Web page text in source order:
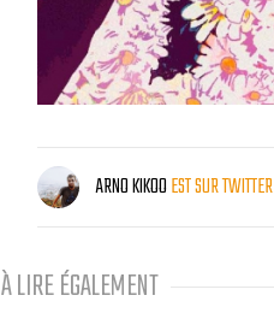
ARNO KIKOOEST SUR TWITTER
À LIRE ÉGALEMENT